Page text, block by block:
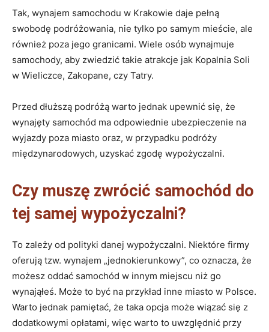
Tak, wynajem samochodu w Krakowie daje pełną
swobodę podróżowania, nie tylko po samym mieście, ale
również poza jego granicami. Wiele osób wynajmuje
samochody, aby zwiedzić takie atrakcje jak Kopalnia Soli
w Wieliczce, Zakopane, czy Tatry.
Przed dłuższą podróżą warto jednak upewnić się, że
wynajęty samochód ma odpowiednie ubezpieczenie na
wyjazdy poza miasto oraz, w przypadku podróży
międzynarodowych, uzyskać zgodę wypożyczalni.
Czy muszę zwrócić samochód do
tej samej wypożyczalni?
To zależy od polityki danej wypożyczalni. Niektóre firmy
oferują tzw. wynajem „jednokierunkowy”, co oznacza, że
możesz oddać samochód w innym miejscu niż go
wynająłeś. Może to być na przykład inne miasto w Polsce.
Warto jednak pamiętać, że taka opcja może wiązać się z
dodatkowymi opłatami, więc warto to uwzględnić przy